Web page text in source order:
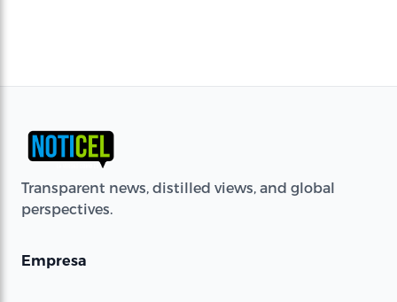
Transparent news, distilled views, and global
perspectives.
Empresa